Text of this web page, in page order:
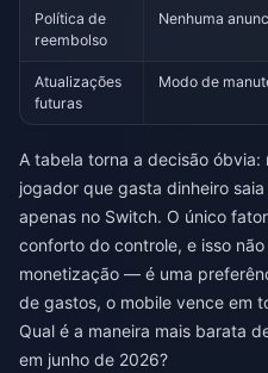
Política de
reembolso
Nenhuma
Atualizações
futuras
Modo de
A tabela torna a decisão
jogador que gasta dinheiro
apenas no Switch. O único
conforto do controle, e isso
monetização — é uma
de gastos, o mobile vence em
Qual é a maneira mais barata
em junho de 2026?